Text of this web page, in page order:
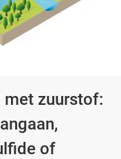
met zuurstof:
of